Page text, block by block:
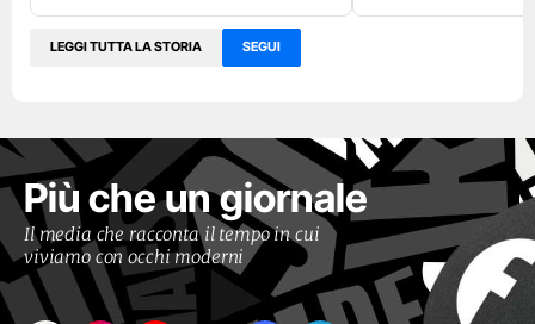
LEGGI TUTTA LA STORIA SEGUI
Più che un giornale
Il media che racconta il tempo in cui
viviamo con occhi moderni